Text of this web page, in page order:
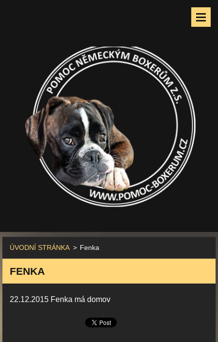
ÚVODNÍ STRÁNKA > Fenka
FENKA
22.12.2015 Fenka má domov